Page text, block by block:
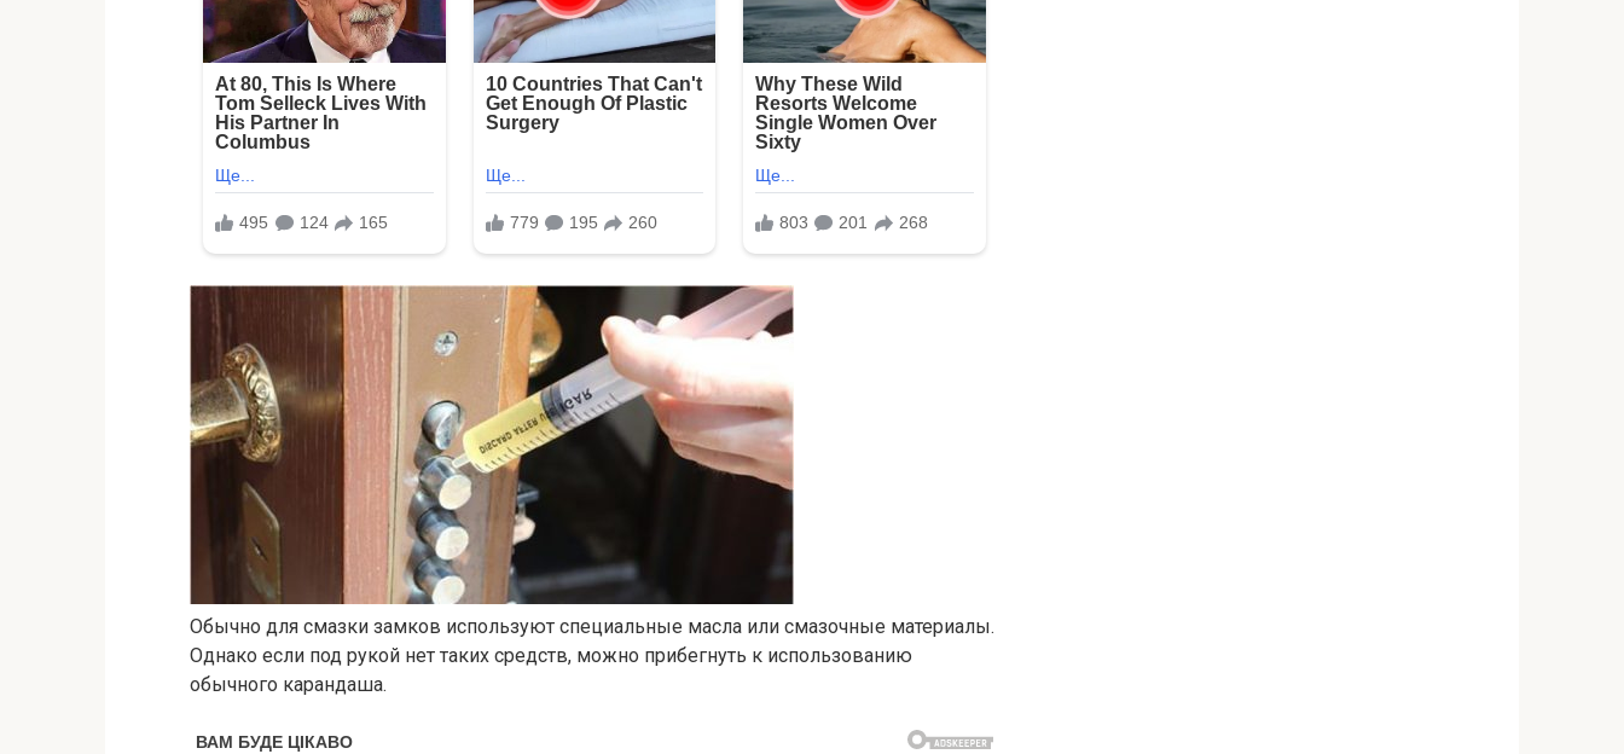
Обычно для смазки замков используют специальные масла или смазочные материалы.
Однако если под рукой нет таких средств, можно прибегнуть к использованию
обычного карандаша.